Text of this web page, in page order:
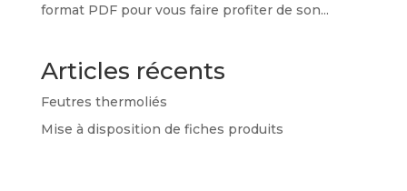
format PDF pour vous faire profiter de son...
Articles récents
Feutres thermoliés
Mise à disposition de fiches produits